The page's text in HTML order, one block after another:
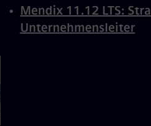
Mendix 11.12 LTS:
Unternehmensleiter